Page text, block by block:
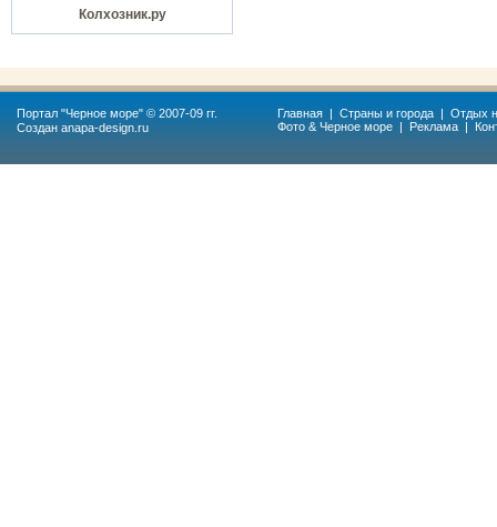
Колхозник.ру
Портал "Черное море" © 2007-09 гг.
Создан anapa-design.ru
Главная | Страны и города | Отдых
Фото & Черное море | Реклама |